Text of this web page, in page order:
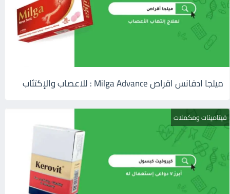
ميلجا ادفانس اقراص Milga Advance : للاعصاب والإكتئاب
فيتامينات ومكملات